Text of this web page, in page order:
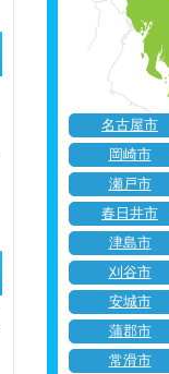
名古屋市
岡崎市
瀬戸市
春日井市
津島市
刈谷市
安城市
蒲郡市
常滑市